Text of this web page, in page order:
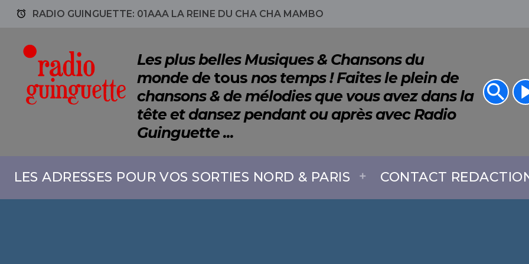
access_alarm RADIO GUINGUETTE: 01AAA LA REINE DU CHA CHA MAMBO
Les plus belles Musiques & Chansons du
monde de tous nos temps ! Faites le plein de
chansons & de mélodies que vous avez dans la
tête et dansez pendant ou après avec Radio
Guinguette ...
LES ADRESSES POUR VOS SORTIES NORD & PARIS CONTACT
search